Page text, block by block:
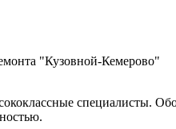
"Кузовной-Кемерово"
специалисты.